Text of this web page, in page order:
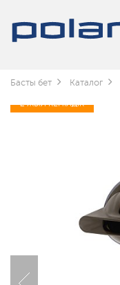
Басты бет Каталог
2 ЖЫЛ КЕПІЛДІК